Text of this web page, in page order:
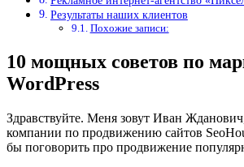
Результаты наших клиентов
Похожие записи:
10 мощных советов по
WordPress
Здравствуйте. Меня зовут Иван
компании по продвижению сайтов
бы поговорить про продвижение